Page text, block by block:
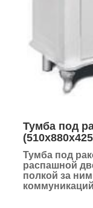
Тумба под
Тумба под
распашной
полкой за